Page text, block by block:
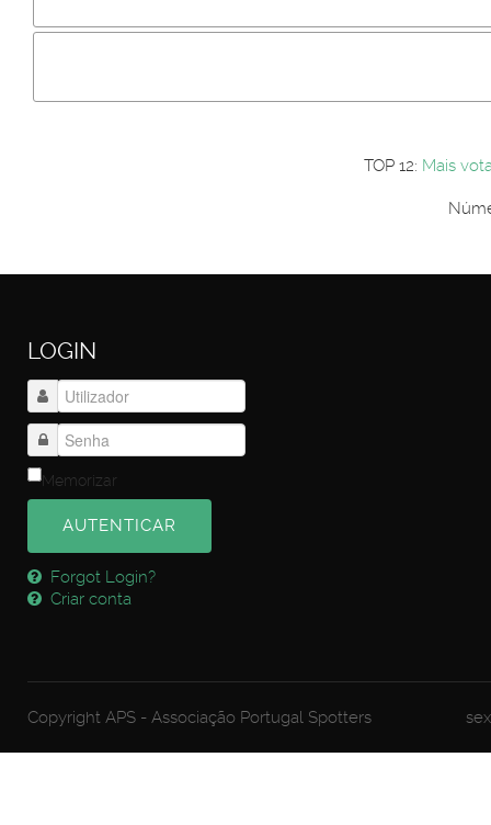
Os
Primeiro autentique-se...
TOP 12: Mais
LOGIN
Memorizar
AUTENTICAR
Forgot Login?
Criar conta
Copyright APS - Associação Portugal Spotters